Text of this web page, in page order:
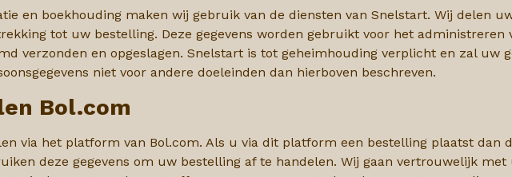
en boekhouding maken wij gebruik van de diensten van Snelstart. Wij delen
tot uw bestelling. Deze gegevens worden gebruikt voor het administreren
verzonden en opgeslagen. Snelstart is tot geheimhouding verplicht en zal uw
niet voor andere doeleinden dan hierboven beschreven.
Bol.com
via het platform van Bol.com. Als u via dit platform een bestelling plaatst dan
deze gegevens om uw bestelling af te handelen. Wij gaan vertrouwelijk met